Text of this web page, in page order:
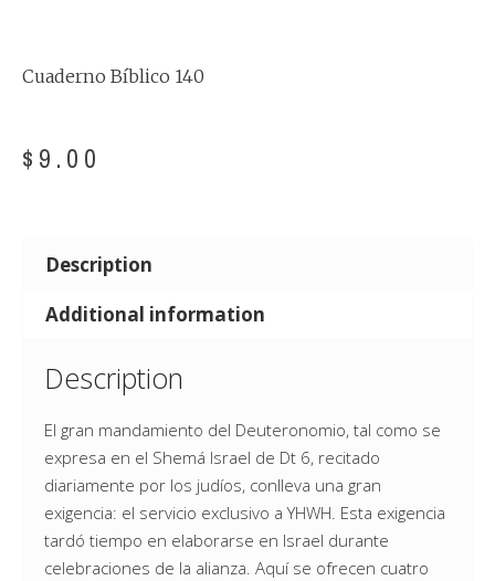
Cuaderno Bíblico 140
$ 9.00
Description
Additional information
Description
El gran mandamiento del Deuteronomio, tal como se
expresa en el Shemá Israel de Dt 6, recitado
diariamente por los judíos, conlleva una gran
exigencia: el servicio exclusivo a YHWH. Esta exigencia
tardó tiempo en elaborarse en Israel durante
celebraciones de la alianza. Aquí se ofrecen cuatro